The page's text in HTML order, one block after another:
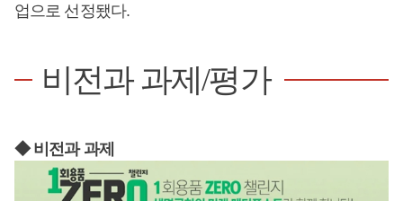
업으로 선정됐다.
비전과 과제/평가
◆ 비전과 과제